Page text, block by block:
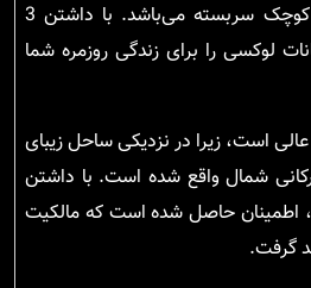
است و دارای یک استخر کوچک سربسته می‌باشد. با داشتن 3
لوکسی را برای زندگی روزمره شما
است، زیرا در نزدیکی ساحل زیبای
شمال واقع شده است. با داشتن
اطمینان حاصل شده است که مالکیت
گرفت.